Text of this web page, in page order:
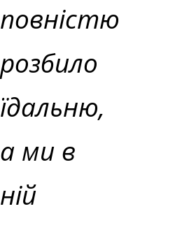
повністю
розбило
їдальню,
а ми в
ній